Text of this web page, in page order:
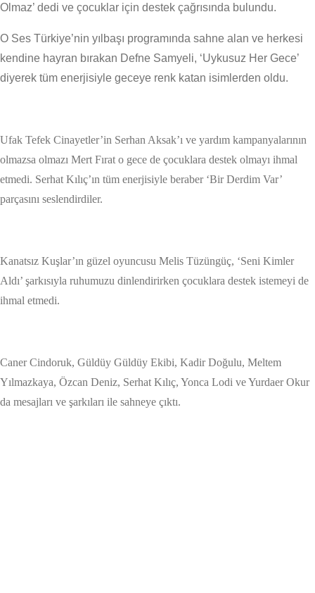
Olmaz’ dedi ve çocuklar için destek çağrısında bulundu.
O Ses Türkiye’nin yılbaşı programında sahne alan ve herkesi
kendine hayran bırakan Defne Samyeli, ‘Uykusuz Her Gece’
diyerek tüm enerjisiyle geceye renk katan isimlerden oldu.
Ufak Tefek Cinayetler’in Serhan Aksak’ı ve yardım kampanyalarının
olmazsa olmazı Mert Fırat o gece de çocuklara destek olmayı ihmal
etmedi. Serhat Kılıç’ın tüm enerjisiyle beraber ‘Bir Derdim Var’
parçasını seslendirdiler.
Kanatsız Kuşlar’ın güzel oyuncusu Melis Tüzüngüç, ‘Seni Kimler
Aldı’ şarkısıyla ruhumuzu dinlendirirken çocuklara destek istemeyi de
ihmal etmedi.
Caner Cindoruk, Güldüy Güldüy Ekibi, Kadir Doğulu, Meltem
Yılmazkaya, Özcan Deniz, Serhat Kılıç, Yonca Lodi ve Yurdaer Okur
da mesajları ve şarkıları ile sahneye çıktı.